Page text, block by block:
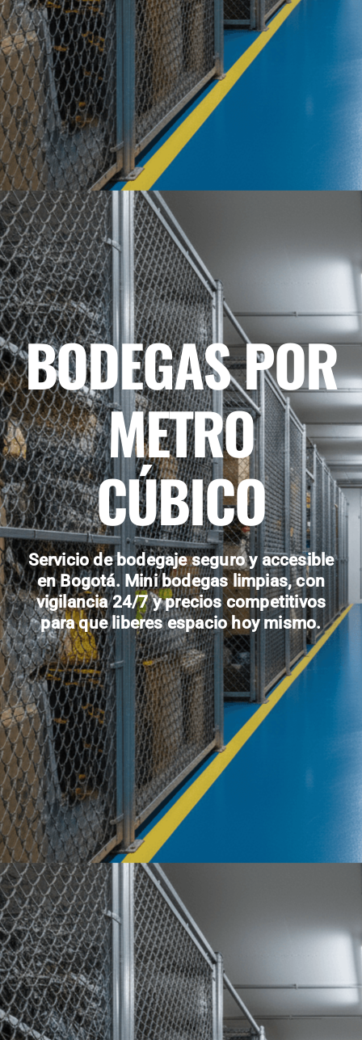
BODEGAS POR
METRO
CÚBICO
Servicio de bodegaje seguro y accesible
en Bogotá. Mini bodegas limpias, con
vigilancia 24/7 y precios competitivos
para que liberes espacio hoy mismo.